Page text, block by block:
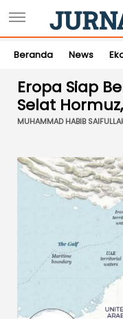
Beranda News
Eropa Siap
Selat
MUHAMMAD HABIB